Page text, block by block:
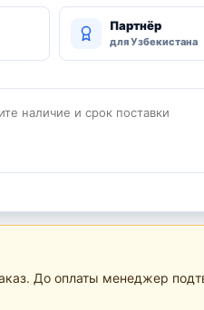
Партнёр
для Узбекистана
наличие и срок поставки
До оплаты менеджер